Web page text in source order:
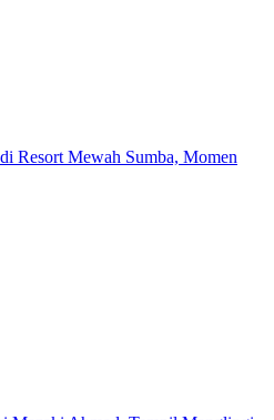
Resort Mewah Sumba, Momen